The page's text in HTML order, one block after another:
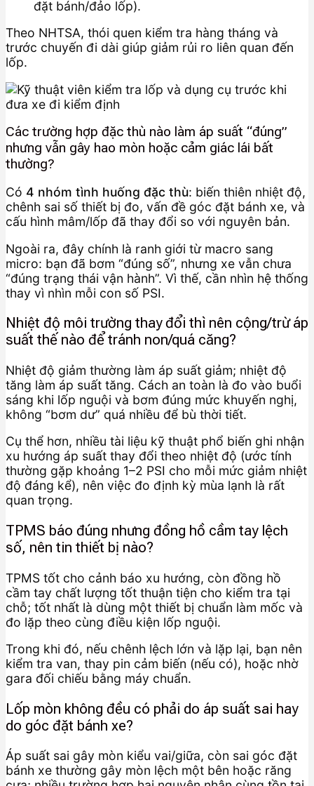
đặt bánh/đảo lốp).
Theo NHTSA, thói quen kiểm tra hàng tháng và
trước chuyến đi dài giúp giảm rủi ro liên quan đến
lốp.
Các trường hợp đặc thù nào làm áp suất “đúng”
nhưng vẫn gây hao mòn hoặc cảm giác lái bất
thường?
Có 4 nhóm tình huống đặc thù: biến thiên nhiệt độ,
chênh sai số thiết bị đo, vấn đề góc đặt bánh xe, và
cấu hình mâm/lốp đã thay đổi so với nguyên bản.
Ngoài ra, đây chính là ranh giới từ macro sang
micro: bạn đã bơm “đúng số”, nhưng xe vẫn chưa
“đúng trạng thái vận hành”. Vì thế, cần nhìn hệ thống
thay vì nhìn mỗi con số PSI.
Nhiệt độ môi trường thay đổi thì nên cộng/trừ áp
suất thế nào để tránh non/quá căng?
Nhiệt độ giảm thường làm áp suất giảm; nhiệt độ
tăng làm áp suất tăng. Cách an toàn là đo vào buổi
sáng khi lốp nguội và bơm đúng mức khuyến nghị,
không “bơm dư” quá nhiều để bù thời tiết.
Cụ thể hơn, nhiều tài liệu kỹ thuật phổ biến ghi nhận
xu hướng áp suất thay đổi theo nhiệt độ (ước tính
thường gặp khoảng 1–2 PSI cho mỗi mức giảm nhiệt
độ đáng kể), nên việc đo định kỳ mùa lạnh là rất
quan trọng.
TPMS báo đúng nhưng đồng hồ cầm tay lệch
số, nên tin thiết bị nào?
TPMS tốt cho cảnh báo xu hướng, còn đồng hồ
cầm tay chất lượng tốt thuận tiện cho kiểm tra tại
chỗ; tốt nhất là dùng một thiết bị chuẩn làm mốc và
đo lặp theo cùng điều kiện lốp nguội.
Trong khi đó, nếu chênh lệch lớn và lặp lại, bạn nên
kiểm tra van, thay pin cảm biến (nếu có), hoặc nhờ
gara đối chiếu bằng máy chuẩn.
Lốp mòn không đều có phải do áp suất sai hay
do góc đặt bánh xe?
Áp suất sai gây mòn kiểu vai/giữa, còn sai góc đặt
bánh xe thường gây mòn lệch một bên hoặc răng